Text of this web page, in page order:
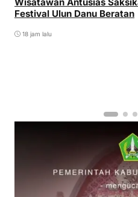
Wisatawan Antusias
Festival Ulun Danu Beratan
18 jam lalu